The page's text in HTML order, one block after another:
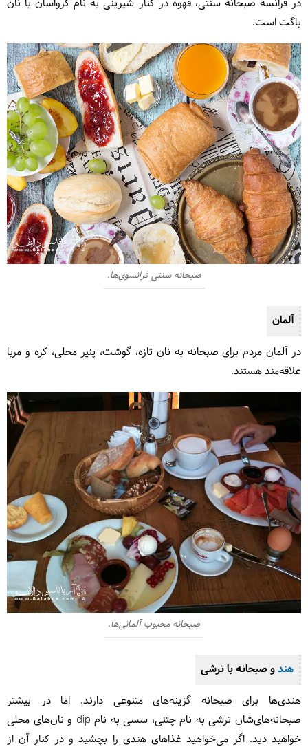
در فرانسه صبحانه سنتی، قهوه در کنار شیرینی به نام کرواسان یا نان
باگت است.
صبحانه سنتی فرانسوی‌ها.
آلمان
در آلمان مردم برای صبحانه به نان تازه، گوشت، پنیر محلی، کره و مربا
علاقه‌مند هستند.
صبحانه محبوب آلمانی‌ها.
هندو صبحانه‌ با ترشی
هندی‌ها برای صبحانه گزینه‌های متنوعی دارند. اما در بیشتر
صبحانه‌‌های‌شان ترشی به نام چتنی، سسی به نام dip و نان‌های محلی
خواهید دید. اگر می‌خواهید غذاهای هندی را بچشید و در کنار آن از